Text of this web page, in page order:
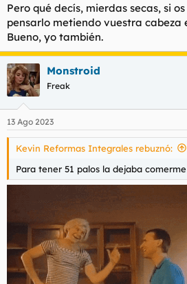
:
Pero qué decís, mierdas secas, si
pensarlo metiendo vuestra cabeza
Bueno, yo también.
Monstroid
Freak
13 Ago 2023
Kevin Reformas Integrales rebuznó:
Para tener 51 palos la dejaba